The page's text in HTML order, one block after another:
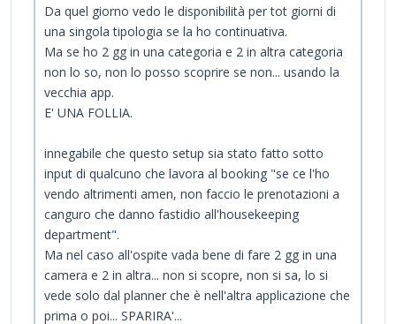
Da quel giorno vedo le disponibilità per tot giorni di
una singola tipologia se la ho continuativa.
Ma se ho 2 gg in una categoria e 2 in altra categoria
non lo so, non lo posso scoprire se non... usando la
vecchia app.
E' UNA FOLLIA.
innegabile che questo setup sia stato fatto sotto
input di qualcuno che lavora al booking "se ce l'ho
vendo altrimenti amen, non faccio le prenotazioni a
canguro che danno fastidio all'housekeeping
department".
Ma nel caso all'ospite vada bene di fare 2 gg in una
camera e 2 in altra... non si scopre, non si sa, lo si
vede solo dal planner che è nell'altra applicazione che
prima o poi... SPARIRA'...